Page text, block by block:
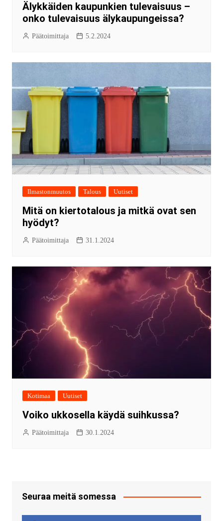
Älykkäiden kaupunkien tulevaisuus –
onko tulevaisuus älykaupungeissa?
Päätoimittaja 5.2.2024
Ilmastonmuutos Talous Uutiset
Mitä on kiertotalous ja mitkä ovat sen
hyödyt?
Päätoimittaja 31.1.2024
Kotimaa Uutiset
Voiko ukkosella käydä suihkussa?
Päätoimittaja 30.1.2024
Seuraa meitä somessa